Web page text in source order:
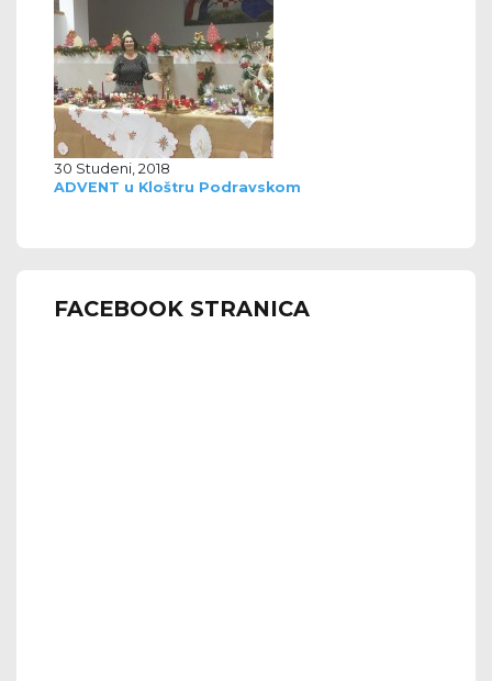
30 Studeni, 2018
ADVENT u Kloštru Podravskom
FACEBOOK STRANICA